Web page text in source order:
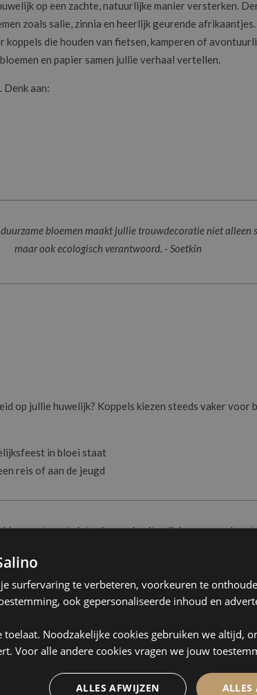
op een zachte, natuurlijke manier versterken.
zoals salie, zinnia en heerlijk geurende
koppels die houden van fietsen, kamperen of
en papier samen jullie verhaal vertellen.
Denk aan:
bloemen maakt jullie trouwdecoratie niet alleen
maar ook ecologisch verantwoord. - Soetkin
op jullie huwelijk? Koppels kiezen steeds vaker voor
in bloei staat
reis of aan de jeugd
bloemen terug te laten komen in uitnodigingen,
coherent, intiem en warm. - Soetkin
zoek naar de perfecte stijl voor jullie droombruiloft?
Bekijk hier de ideale guidelines!
surfervaring te verbeteren, voorkeuren te
ook gepersonaliseerde inhoud en
toelaat. Noodzakelijke cookies gebruiken we altijd,
Voor alle andere cookies vragen we jouw
ALLES
ALLES AFWIJZEN